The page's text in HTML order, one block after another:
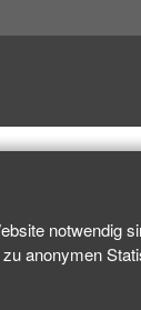
notwendig
anonymen